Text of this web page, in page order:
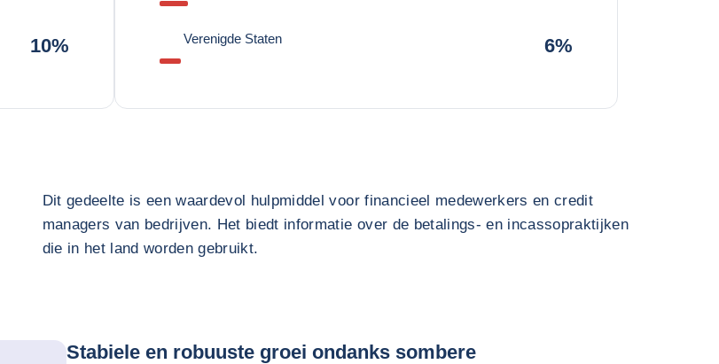
10% Verenigde Staten 6%
Dit gedeelte is een waardevol hulpmiddel voor financieel medewerkers en credit
managers van bedrijven. Het biedt informatie over de betalings- en incassopraktijken
die in het land worden gebruikt.
Stabiele en robuuste groei ondanks sombere